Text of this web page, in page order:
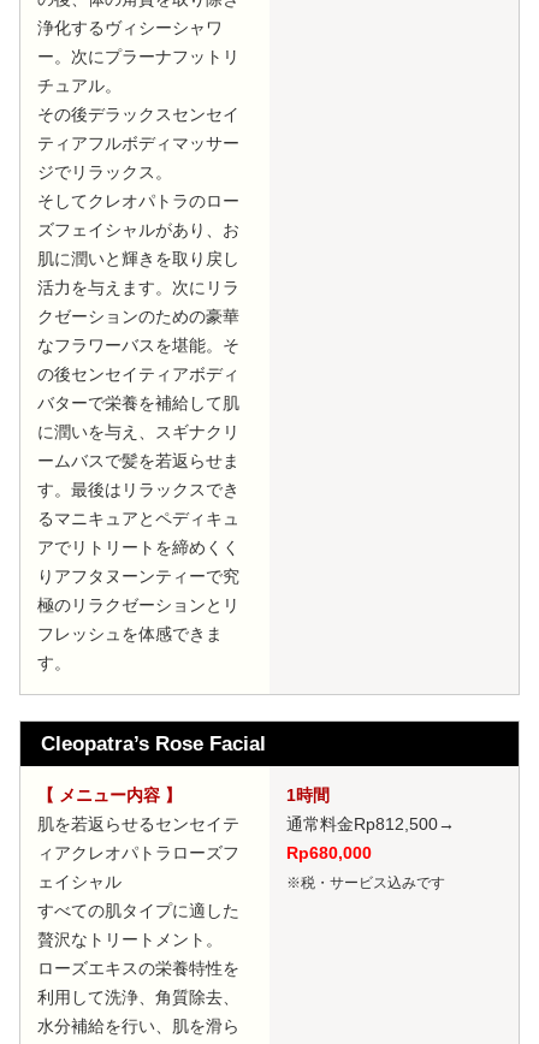
浄化するヴィシーシャワ
ー。次にプラーナフットリ
チュアル。
その後デラックスセンセイ
ティアフルボディマッサー
ジでリラックス。
そしてクレオパトラのロー
ズフェイシャルがあり、お
肌に潤いと輝きを取り戻し
活力を与えます。次にリラ
クゼーションのための豪華
なフラワーバスを堪能。そ
の後センセイティアボディ
バターで栄養を補給して肌
に潤いを与え、スギナクリ
ームバスで髪を若返らせま
す。最後はリラックスでき
るマニキュアとペディキュ
アでリトリートを締めくく
りアフタヌーンティーで究
極のリラクゼーションとリ
フレッシュを体感できま
す。
Cleopatra’s Rose Facial
【 メニュー内容 】
肌を若返らせるセンセイテ
ィアクレオパトラローズフ
ェイシャル
すべての肌タイプに適した
贅沢なトリートメント。
ローズエキスの栄養特性を
利用して洗浄、角質除去、
水分補給を行い、肌を滑ら
1時間
通常料金Rp812,500→
Rp680,000
※税・サービス込みです